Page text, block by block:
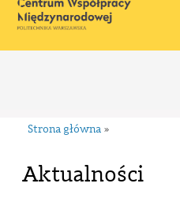
Strona główna »
Aktualności